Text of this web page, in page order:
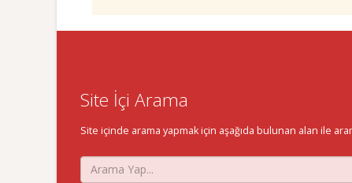
Site İçi Arama
Site içinde arama yapmak için aşağıda bulunan alan ile